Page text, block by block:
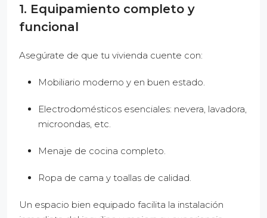
1. Equipamiento completo y
funcional
Asegúrate de que tu vivienda cuente con:
Mobiliario moderno y en buen estado.
Electrodomésticos esenciales: nevera, lavadora,
microondas, etc.
Menaje de cocina completo.
Ropa de cama y toallas de calidad.
Un espacio bien equipado facilita la instalación